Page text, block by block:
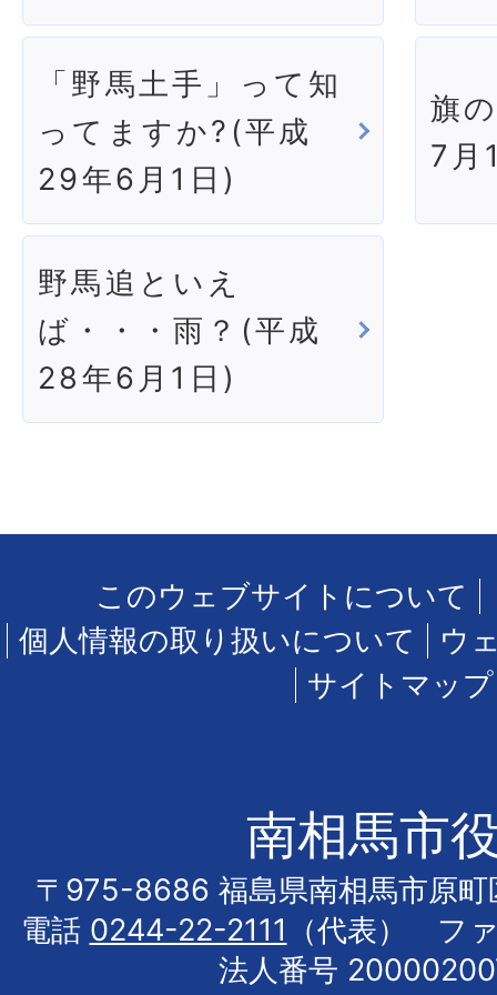
「野馬土手」って知
ってますか?(平成
29年6月1日)
旗
7月
野馬追といえ
ば・・・雨？(平成
28年6月1日)
このウェブサイトについて
個人情報の取り扱いについて
ウ
サイトマップ
南相馬市
〒975-8686 福島県南相馬市原町
電話 0244-22-2111
（代表） フ
法人番号